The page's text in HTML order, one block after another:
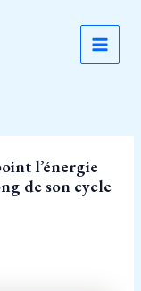
l’énergie
de son cycle